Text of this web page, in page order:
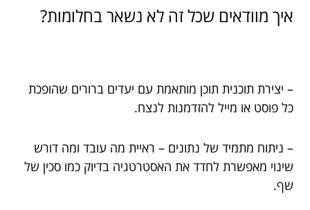
איך מוודאים שכל זה לא נשאר בחלומות?
– יצירת תוכנית תוכן מותאמת עם יעדים ברורים שהופכת
כל פוסט או מייל להזדמנות לנצח.
– ניתוח מתמיד של נתונים – ראיית מה עובד ומה דורש
שינוי מאפשרת לחדד את האסטרטגיה בדיוק כמו סכין של
שף.